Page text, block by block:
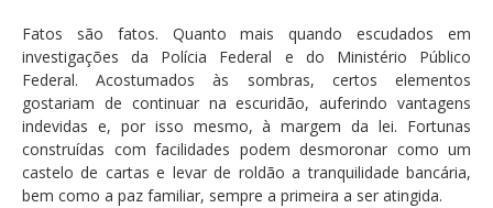
Fatos são fatos. Quanto mais quando escudados em
investigações da Polícia Federal e do Ministério Público
Federal. Acostumados às sombras, certos elementos
gostariam de continuar na escuridão, auferindo vantagens
indevidas e, por isso mesmo, à margem da lei. Fortunas
construídas com facilidades podem desmoronar como um
castelo de cartas e levar de roldão a tranquilidade bancária,
bem como a paz familiar, sempre a primeira a ser atingida.